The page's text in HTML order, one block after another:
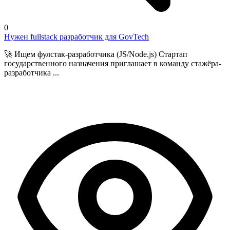
0
Нужен fullstack разработчик для GovTech
🚀 Ищем фулстак-разработчика (JS/Node.js) Стартап
государственного назначения приглашает в команду стажёра-
разработчика ...